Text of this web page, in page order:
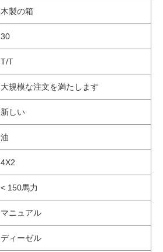
木製の箱
30
T/T
大規模な注文を満たします
新しい
油
4X2
< 150馬力
マニュアル
ディーゼル